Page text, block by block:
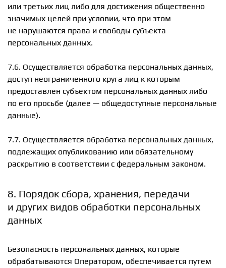
или третьих лиц либо для достижения общественно
значимых целей при условии, что при этом
не нарушаются права и свободы субъекта
персональных данных.
7.6. Осуществляется обработка персональных данных,
доступ неограниченного круга лиц к которым
предоставлен субъектом персональных данных либо
по его просьбе (далее — общедоступные персональные
данные).
7.7. Осуществляется обработка персональных данных,
подлежащих опубликованию или обязательному
раскрытию в соответствии с федеральным законом.
8. Порядок сбора, хранения, передачи
и других видов обработки персональных
данных
Безопасность персональных данных, которые
обрабатываются Оператором, обеспечивается путем